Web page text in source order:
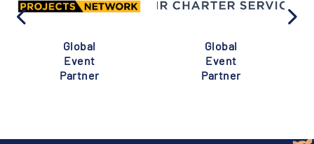
Global
Event
Partner
Global
Event
Partner